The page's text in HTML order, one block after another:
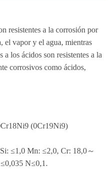
resistentes a la corrosión por
el vapor y el agua, mientras
a los ácidos son resistentes a la
corrosivos como ácidos,
(0Cr19Ni9)
≤1,0 Mn: ≤2,0, Cr: 18,0～
N≤0,1.